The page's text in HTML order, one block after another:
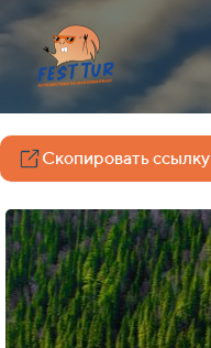
Скопировать ссылку